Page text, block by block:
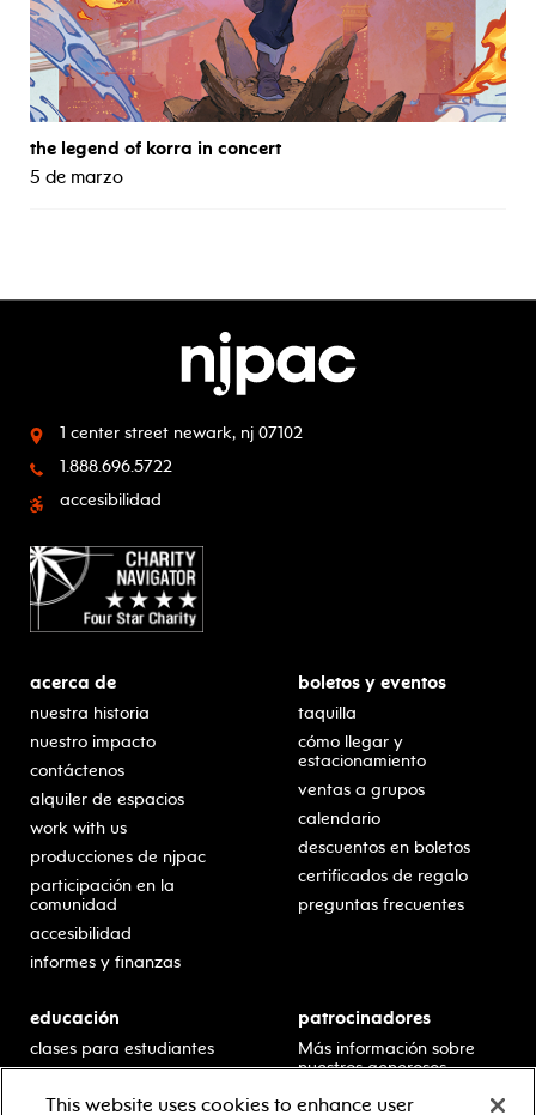
the legend of korra in concert
5 de marzo
1 center street newark, nj 07102
1.888.696.5722
accesibilidad
acerca de
nuestra historia
nuestro impacto
contáctenos
alquiler de espacios
work with us
producciones de njpac
participación en la
comunidad
accesibilidad
informes y finanzas
boletos y eventos
taquilla
cómo llegar y
estacionamiento
ventas a grupos
calendario
descuentos en boletos
certificados de regalo
preguntas frecuentes
educación
clases para estudiantes
escolar
patrocinadores
Más información sobre
nuestros generosos
This website uses cookies to enhance user